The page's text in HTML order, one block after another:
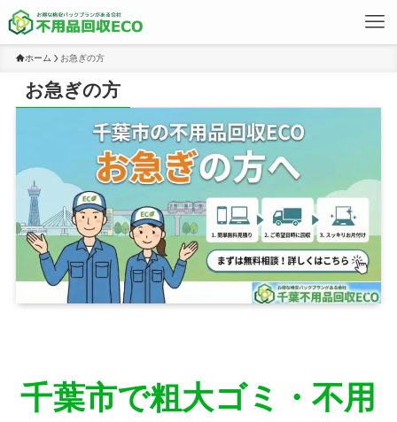
ホーム お急ぎの方
お急ぎの方
千葉市で粗大ゴミ・不用